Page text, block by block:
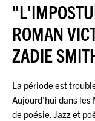
ROMAN
ZADIE
La période est
Aujourd'hui dans les
de poésie. Jazz et